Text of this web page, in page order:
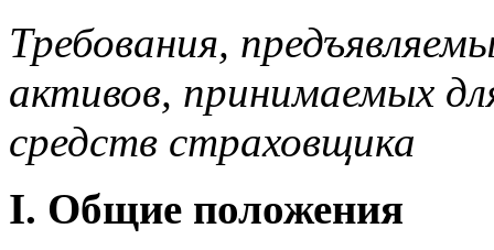
Требования,
активов, принимаемых
средств страховщика
I. Общие положения